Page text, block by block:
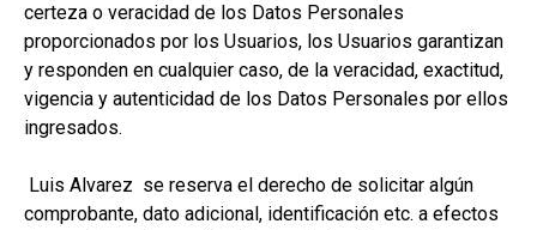
certeza o veracidad de los Datos Personales
proporcionados por los Usuarios, los Usuarios garantizan
y responden en cualquier caso, de la veracidad, exactitud,
vigencia y autenticidad de los Datos Personales por ellos
ingresados.
Luis Alvarez se reserva el derecho de solicitar algún
comprobante, dato adicional, identificación etc. a efectos